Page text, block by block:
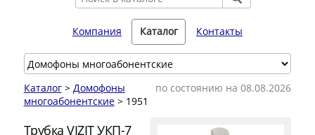
Компания Каталог Контакты
по состоянию на 08.08.2026
Каталог> Домофоны
многоабонентские> 1951
Трубка VIZIT УКП-7